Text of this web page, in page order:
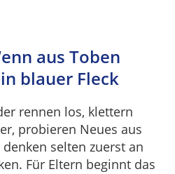
aus Toben
blauer Fleck
rennen los, klettern
probieren Neues aus
selten zuerst an
Für Eltern beginnt das